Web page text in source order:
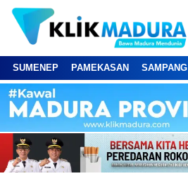
SUMENEP PAMEKASAN SAMPANG